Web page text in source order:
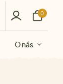
O nás
O nás
O nás
O nás
O nás
0